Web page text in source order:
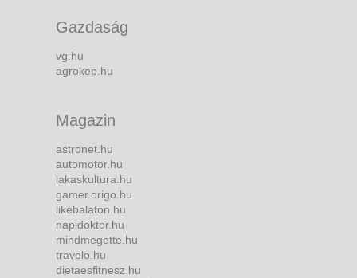
Gazdaság
vg.hu
agrokep.hu
Magazin
astronet.hu
automotor.hu
lakaskultura.hu
gamer.origo.hu
likebalaton.hu
napidoktor.hu
mindmegette.hu
travelo.hu
dietaesfitnesz.hu